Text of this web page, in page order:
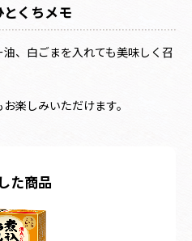
とくちメモ
、白ごまを入れても美味しく召
楽しみいただけます。
た商品